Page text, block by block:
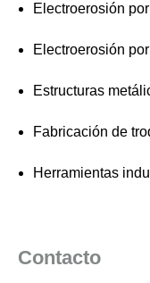
Electroerosión
Electroerosión
Estructuras
Fabricación de
Herramientas
Contacto